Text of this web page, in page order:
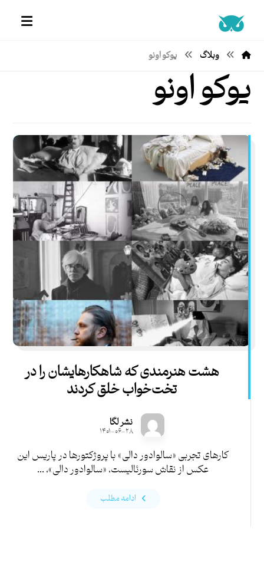
وبلاگ یوکو اونو
یوکو اونو
هشت هنرمندی که شاهکارهایشان را در
تخت‌خواب خلق کردند
نشر لگا
۱۴۰۱-۰۶-۲۸
کارهای تجربی «سالوادور دالی» با پروژکتورها در پاریس این
عکس از نقاش سورئالیست، «سالوادور دالی»، ...
ادامه مطلب